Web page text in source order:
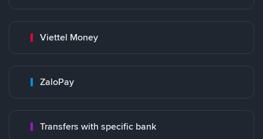
Viettel Money
ZaloPay
Transfers with specific bank